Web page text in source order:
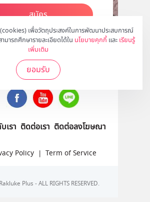
เพื่อวัตถุประสงค์ในการพัฒนาประสบการณ์
ารถศึกษารายละเอียดได้ใน นโยบายคุกกี้ และ เรียนรู้
เพิ่มเติม
ยอมรับ
สมัคร
ติดตามเราได้ที่
เรา ติดต่อเรา ติดต่อลงโฆษณา
Policy | Term of Service
Plus - ALL RIGHTS RESERVED.